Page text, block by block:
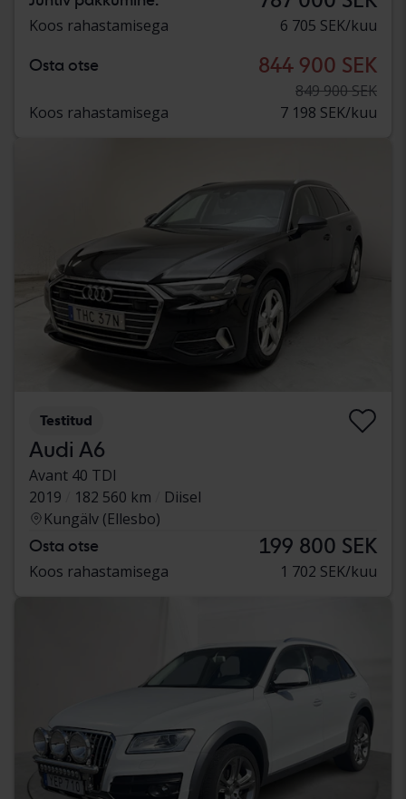
Koos rahastamisega 6 705 SEK/kuu
Osta otse 844 900 SEK
849 900 SEK
Koos rahastamisega
7 198 SEK/kuu
Testitud
Audi A6
Avant 40 TDI
2019
182 560 km
Diisel
Kungälv (Ellesbo)
Osta otse 199 800 SEK
Koos rahastamisega 1 702 SEK/kuu